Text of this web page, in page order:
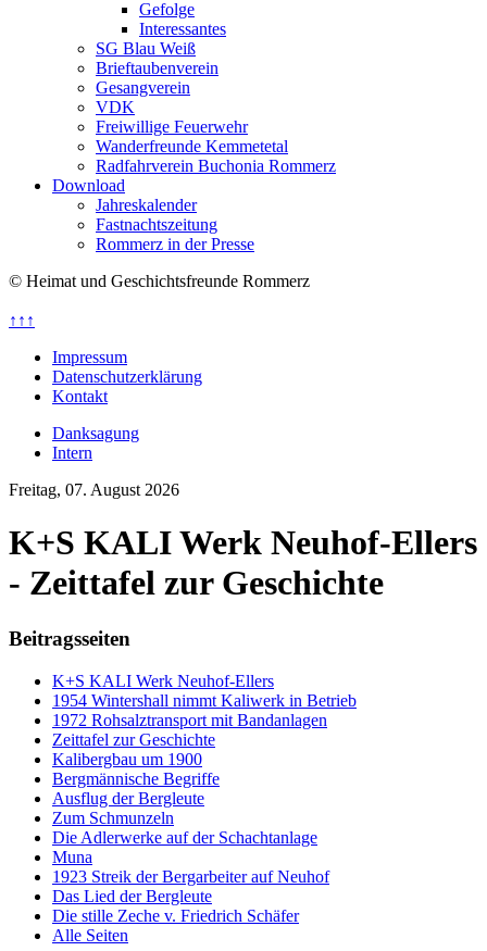
Gefolge
Interessantes
SG Blau Weiß
Brieftaubenverein
Gesangverein
VDK
Freiwillige Feuerwehr
Wanderfreunde Kemmetetal
Radfahrverein Buchonia Rommerz
Download
Jahreskalender
Fastnachtszeitung
Rommerz in der Presse
© Heimat und Geschichtsfreunde Rommerz
↑↑↑
Impressum
Datenschutzerklärung
Kontakt
Danksagung
Intern
Freitag, 07. August 2026
K+S KALI Werk Neuhof-Ellers
- Zeittafel zur Geschichte
Beitragsseiten
K+S KALI Werk Neuhof-Ellers
1954 Wintershall nimmt Kaliwerk in Betrieb
1972 Rohsalztransport mit Bandanlagen
Zeittafel zur Geschichte
Kalibergbau um 1900
Bergmännische Begriffe
Ausflug der Bergleute
Zum Schmunzeln
Die Adlerwerke auf der Schachtanlage
Muna
1923 Streik der Bergarbeiter auf Neuhof
Das Lied der Bergleute
Die stille Zeche v. Friedrich Schäfer
Alle Seiten